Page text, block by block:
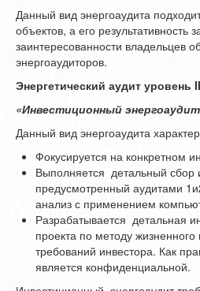
Данный вид энергоаудита
объектов, а его результативность
заинтересованности владельцев
энергоаудиторов.
Энергетический аудит уровень
«Инвестиционный
Данный вид энергоаудита
Фокусируется на конкретном
Выполняется детальный
предусмотренный аудитами
анализ с применением
Разрабатывается детальная
проекта по методу
требований инвестора. Как
является конфиденциальной.